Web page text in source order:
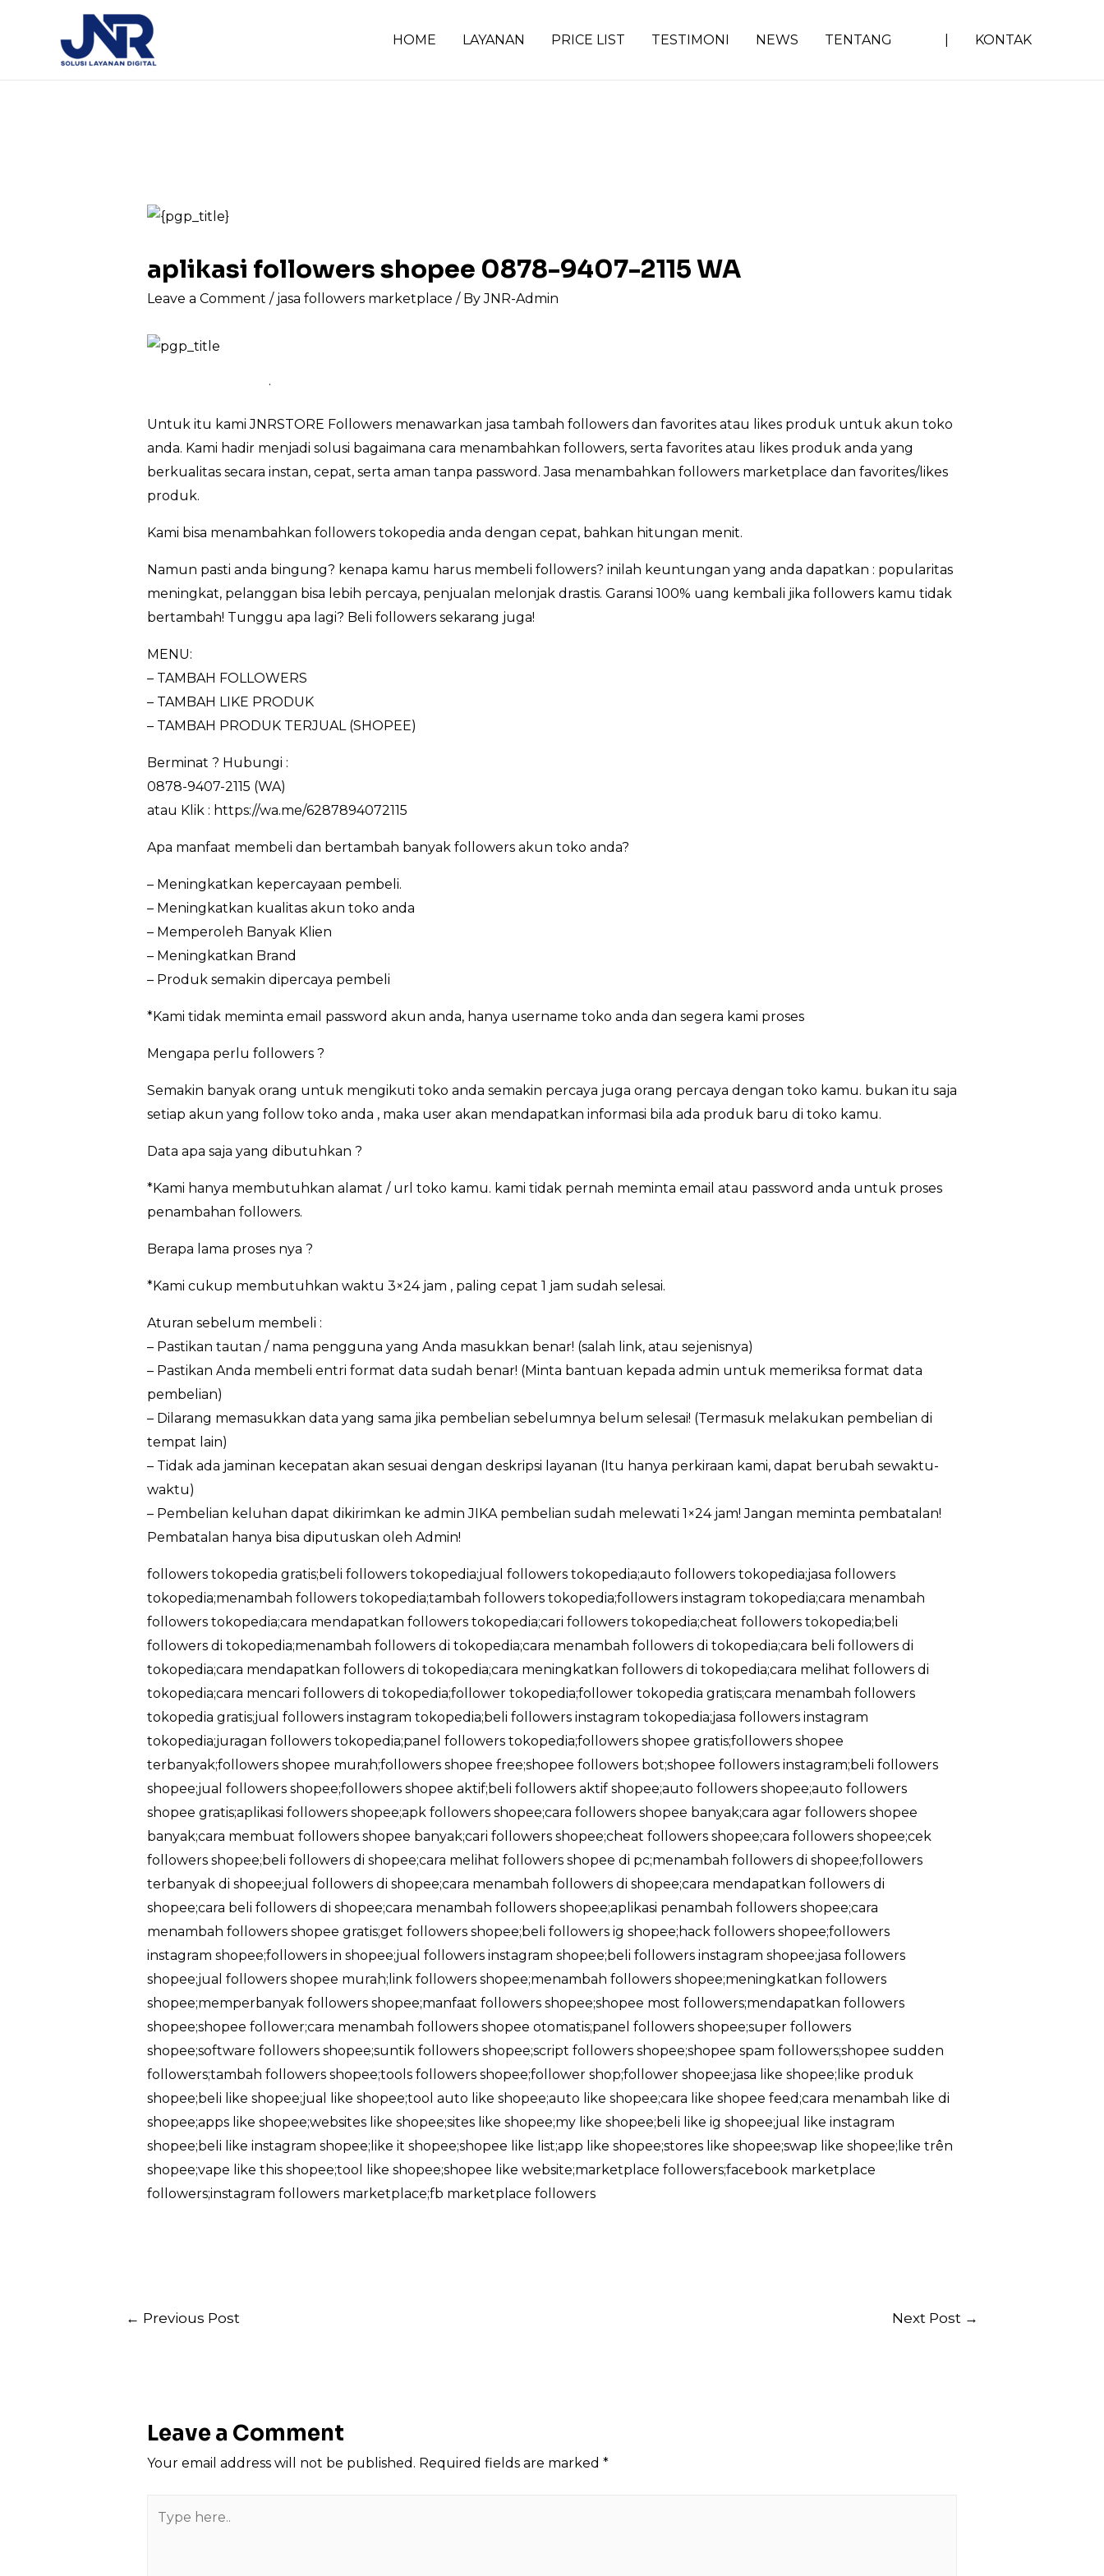
HOME LAYANAN PRICE LIST TESTIMONI NEWS TENTANG KONTAK
aplikasi followers shopee 0878-9407-2115 WA
Leave a Comment / jasa followers marketplace / ByJNR-Admin
.
Untuk itu kami JNRSTORE Followers menawarkan jasa tambah followers dan favorites atau likes produk untuk akun toko
anda. Kami hadir menjadi solusi bagaimana cara menambahkan followers, serta favorites atau likes produk anda yang
berkualitas secara instan, cepat, serta aman tanpa password. Jasa menambahkan followers marketplace dan favorites/likes
produk.
Kami bisa menambahkan followers tokopedia anda dengan cepat, bahkan hitungan menit.
Namun pasti anda bingung? kenapa kamu harus membeli followers? inilah keuntungan yang anda dapatkan : popularitas
meningkat, pelanggan bisa lebih percaya, penjualan melonjak drastis. Garansi 100% uang kembali jika followers kamu tidak
bertambah! Tunggu apa lagi? Beli followers sekarang juga!
MENU:
– TAMBAH FOLLOWERS
– TAMBAH LIKE PRODUK
– TAMBAH PRODUK TERJUAL (SHOPEE)
Berminat ? Hubungi :
0878-9407-2115 (WA)
atau Klik : https://wa.me/6287894072115
Apa manfaat membeli dan bertambah banyak followers akun toko anda?
– Meningkatkan kepercayaan pembeli.
– Meningkatkan kualitas akun toko anda
– Memperoleh Banyak Klien
– Meningkatkan Brand
– Produk semakin dipercaya pembeli
*Kami tidak meminta email password akun anda, hanya username toko anda dan segera kami proses
Mengapa perlu followers ?
Semakin banyak orang untuk mengikuti toko anda semakin percaya juga orang percaya dengan toko kamu. bukan itu saja
setiap akun yang follow toko anda , maka user akan mendapatkan informasi bila ada produk baru di toko kamu.
Data apa saja yang dibutuhkan ?
*Kami hanya membutuhkan alamat / url toko kamu. kami tidak pernah meminta email atau password anda untuk proses
penambahan followers.
Berapa lama proses nya ?
*Kami cukup membutuhkan waktu 3×24 jam , paling cepat 1 jam sudah selesai.
Aturan sebelum membeli :
– Pastikan tautan / nama pengguna yang Anda masukkan benar! (salah link, atau sejenisnya)
– Pastikan Anda membeli entri format data sudah benar! (Minta bantuan kepada admin untuk memeriksa format data
pembelian)
– Dilarang memasukkan data yang sama jika pembelian sebelumnya belum selesai! (Termasuk melakukan pembelian di
tempat lain)
– Tidak ada jaminan kecepatan akan sesuai dengan deskripsi layanan (Itu hanya perkiraan kami, dapat berubah sewaktu-
waktu)
– Pembelian keluhan dapat dikirimkan ke admin JIKA pembelian sudah melewati 1×24 jam! Jangan meminta pembatalan!
Pembatalan hanya bisa diputuskan oleh Admin!
followers tokopedia gratis;beli followers tokopedia;jual followers tokopedia;auto followers tokopedia;jasa followers
tokopedia;menambah followers tokopedia;tambah followers tokopedia;followers instagram tokopedia;cara menambah
followers tokopedia;cara mendapatkan followers tokopedia;cari followers tokopedia;cheat followers tokopedia;beli
followers di tokopedia;menambah followers di tokopedia;cara menambah followers di tokopedia;cara beli followers di
tokopedia;cara mendapatkan followers di tokopedia;cara meningkatkan followers di tokopedia;cara melihat followers di
tokopedia;cara mencari followers di tokopedia;follower tokopedia;follower tokopedia gratis;cara menambah followers
tokopedia gratis;jual followers instagram tokopedia;beli followers instagram tokopedia;jasa followers instagram
tokopedia;juragan followers tokopedia;panel followers tokopedia;followers shopee gratis;followers shopee
terbanyak;followers shopee murah;followers shopee free;shopee followers bot;shopee followers instagram;beli followers
shopee;jual followers shopee;followers shopee aktif;beli followers aktif shopee;auto followers shopee;auto followers
shopee gratis;aplikasi followers shopee;apk followers shopee;cara followers shopee banyak;cara agar followers shopee
banyak;cara membuat followers shopee banyak;cari followers shopee;cheat followers shopee;cara followers shopee;cek
followers shopee;beli followers di shopee;cara melihat followers shopee di pc;menambah followers di shopee;followers
terbanyak di shopee;jual followers di shopee;cara menambah followers di shopee;cara mendapatkan followers di
shopee;cara beli followers di shopee;cara menambah followers shopee;aplikasi penambah followers shopee;cara
menambah followers shopee gratis;get followers shopee;beli followers ig shopee;hack followers shopee;followers
instagram shopee;followers in shopee;jual followers instagram shopee;beli followers instagram shopee;jasa followers
shopee;jual followers shopee murah;link followers shopee;menambah followers shopee;meningkatkan followers
shopee;memperbanyak followers shopee;manfaat followers shopee;shopee most followers;mendapatkan followers
shopee;shopee follower;cara menambah followers shopee otomatis;panel followers shopee;super followers
shopee;software followers shopee;suntik followers shopee;script followers shopee;shopee spam followers;shopee sudden
followers;tambah followers shopee;tools followers shopee;follower shop;follower shopee;jasa like shopee;like produk
shopee;beli like shopee;jual like shopee;tool auto like shopee;auto like shopee;cara like shopee feed;cara menambah like di
shopee;apps like shopee;websites like shopee;sites like shopee;my like shopee;beli like ig shopee;jual like instagram
shopee;beli like instagram shopee;like it shopee;shopee like list;app like shopee;stores like shopee;swap like shopee;like trên
shopee;vape like this shopee;tool like shopee;shopee like website;marketplace followers;facebook marketplace
followers;instagram followers marketplace;fb marketplace followers
Post
← Previous Post Next Post →
Leave a Comment
Your email address will not be published. Required fields are marked *
here..